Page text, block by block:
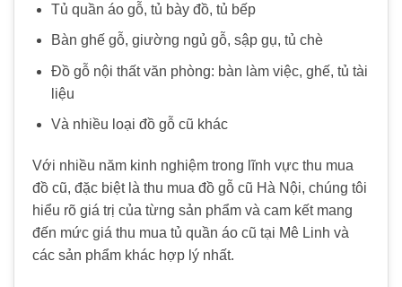
Tủ quần áo gỗ, tủ bày đồ, tủ bếp
Bàn ghế gỗ, giường ngủ gỗ, sập gụ, tủ chè
Đồ gỗ nội thất văn phòng: bàn làm việc, ghế, tủ tài
liệu
Và nhiều loại đồ gỗ cũ khác
Với nhiều năm kinh nghiệm trong lĩnh vực thu mua
đồ cũ, đặc biệt là thu mua đồ gỗ cũ Hà Nội, chúng tôi
hiểu rõ giá trị của từng sản phẩm và cam kết mang
đến mức giá thu mua tủ quần áo cũ tại Mê Linh và
các sản phẩm khác hợp lý nhất.